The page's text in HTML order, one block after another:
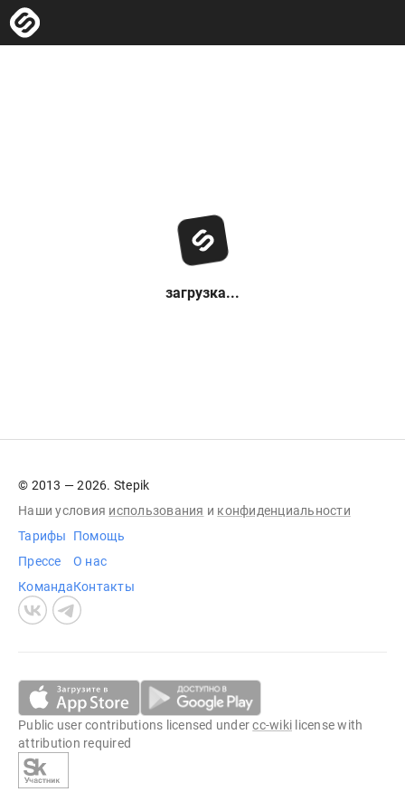
загрузка...
© 2013 — 2026. Stepik
Наши условия использования и конфиденциальности
Тарифы
Прессе
Команда
Помощь
О нас
Контакты
Public user contributions licensed undercc-wiki license with
attribution required